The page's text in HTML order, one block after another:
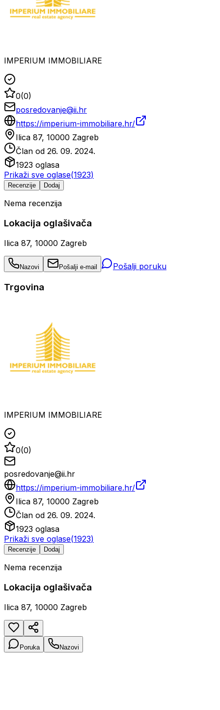
IMPERIUM IMMOBILIARE
0(0)
posredovanje@ii.hr
https://imperium-immobiliare.hr/
Ilica 87, 10000 Zagreb
Član od 26. 09. 2024.
1923 oglasa
Prikaži sve oglase(1923)
Recenzije Dodaj
Nema recenzija
Lokacija oglašivača
Ilica 87, 10000 Zagreb
Nazovi Pošalji e-mail Pošalji poruku
Trgovina
IMPERIUM IMMOBILIARE
0(0)
posredovanje@ii.hr
https://imperium-immobiliare.hr/
Ilica 87, 10000 Zagreb
Član od 26. 09. 2024.
1923 oglasa
Prikaži sve oglase(1923)
Recenzije Dodaj
Nema recenzija
Lokacija oglašivača
Ilica 87, 10000 Zagreb
Poruka Nazovi